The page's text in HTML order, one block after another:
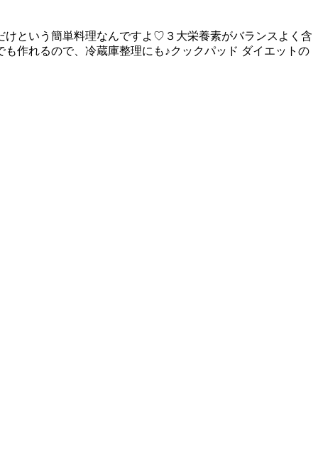
という簡単料理なんですよ♡３大栄養素がバランスよく含
作れるので、冷蔵庫整理にも♪クックパッド ダイエットの